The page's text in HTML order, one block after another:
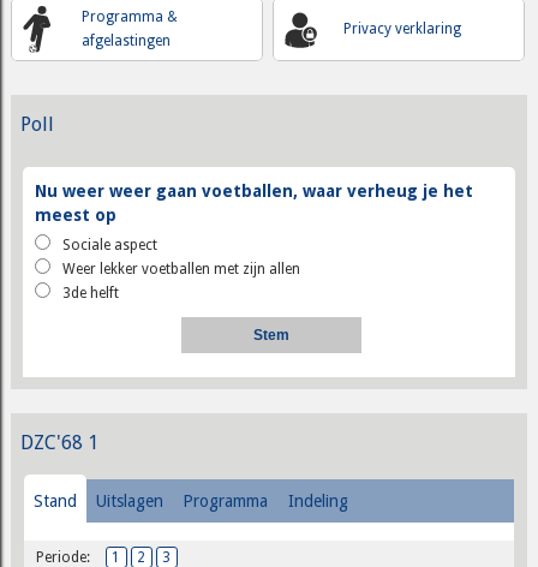
Programma &
afgelastingen
Privacy verklaring
Poll
Nu weer weer gaan voetballen, waar verheug je het
meest op
Sociale aspect
Weer lekker voetballen met zijn allen
3de helft
DZC'68 1
Stand Uitslagen Programma Indeling
Periode: 1 2 3